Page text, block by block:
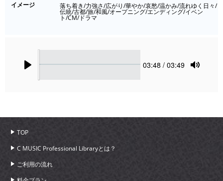
イメージ
落ち着き/力強さ/広がり/華やか/哀愁/温かみ/流れゆく日々/
伝統/古都/旅/和風/オープニング/エンディング/イベン
ト/CM/ドラマ
Current
03:48 / 03:49
TOP
C MUSIC Professional Libraryとは？
ご利用の流れ